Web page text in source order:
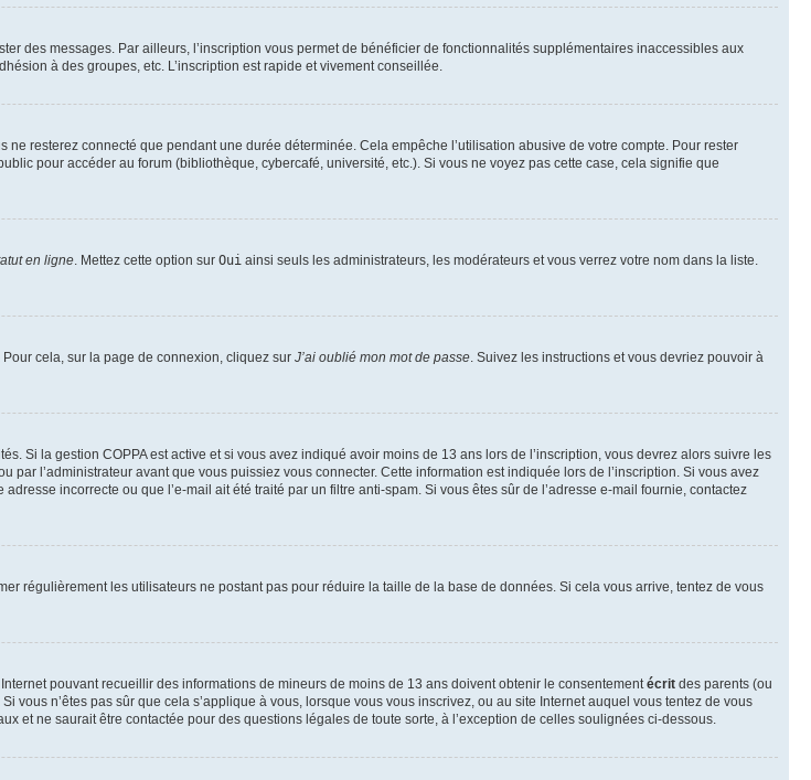
des messages. Par ailleurs, l’inscription vous permet de bénéficier de fonctionnalités supplémentaires inaccessibles aux
à des groupes, etc. L’inscription est rapide et vivement conseillée.
ne resterez connecté que pendant une durée déterminée. Cela empêche l’utilisation abusive de votre compte. Pour rester
pour accéder au forum (bibliothèque, cybercafé, université, etc.). Si vous ne voyez pas cette case, cela signifie que
en ligne. Mettez cette option sur Oui ainsi seuls les administrateurs, les modérateurs et vous verrez votre nom dans la liste.
cela, sur la page de connexion, cliquez sur J’ai oublié mon mot de passe. Suivez les instructions et vous devriez pouvoir à
Si la gestion COPPA est active et si vous avez indiqué avoir moins de 13 ans lors de l’inscription, vous devrez alors suivre les
l’administrateur avant que vous puissiez vous connecter. Cette information est indiquée lors de l’inscription. Si vous avez
incorrecte ou que l’e-mail ait été traité par un filtre anti-spam. Si vous êtes sûr de l’adresse e-mail fournie, contactez
régulièrement les utilisateurs ne postant pas pour réduire la taille de la base de données. Si cela vous arrive, tentez de vous
pouvant recueillir des informations de mineurs de moins de 13 ans doivent obtenir le consentementécrit des parents (ou
vous n’êtes pas sûr que cela s’applique à vous, lorsque vous vous inscrivez, ou au site Internet auquel vous tentez de vous
et ne saurait être contactée pour des questions légales de toute sorte, à l’exception de celles soulignées ci-dessous.